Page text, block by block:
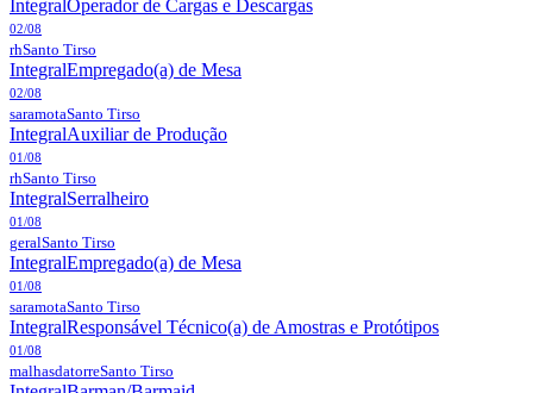
IntegralOperador de Cargas e Descargas
02/08
rhSanto Tirso
IntegralEmpregado(a) de Mesa
02/08
saramotaSanto Tirso
IntegralAuxiliar de Produção
01/08
rhSanto Tirso
IntegralSerralheiro
01/08
geralSanto Tirso
IntegralEmpregado(a) de Mesa
01/08
saramotaSanto Tirso
IntegralResponsável Técnico(a) de Amostras e Protótipos
01/08
malhasdatorreSanto Tirso